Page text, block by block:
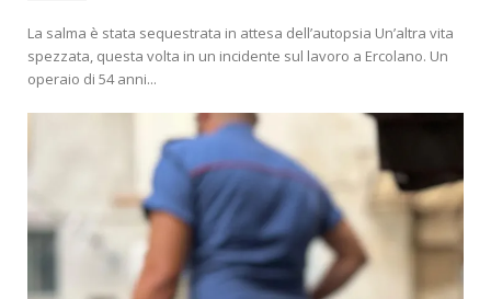
La salma è stata sequestrata in attesa dell’autopsia Un’altra vita
spezzata, questa volta in un incidente sul lavoro a Ercolano. Un
operaio di 54 anni...